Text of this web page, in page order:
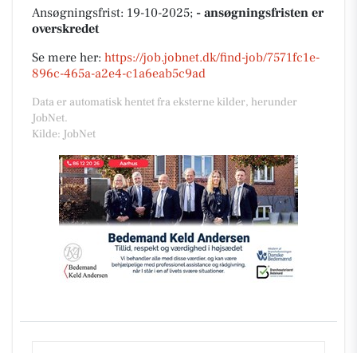
Ansøgningsfrist: 19-10-2025; - ansøgningsfristen er
overskredet
Se mere her: https://job.jobnet.dk/find-job/7571fc1e-
896c-465a-a2e4-c1a6eab5c9ad
Data er automatisk hentet fra eksterne kilder, herunder
JobNet.
Kilde: JobNet